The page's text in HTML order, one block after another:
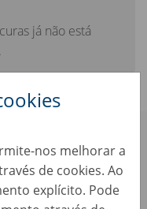
nos melhorar a
de cookies. Ao
explícito. Pode
já não está
vagas
interessar: